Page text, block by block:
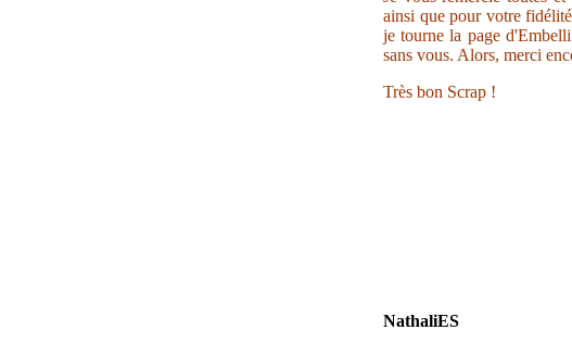
ainsi que pour votre
je tourne la page
sans vous. Alors, merci
Très bon Scrap !
NathaliES